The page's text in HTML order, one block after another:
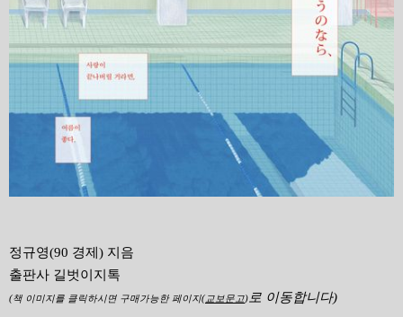
정규영(90 경제) 지음
출판사 길벗이지톡
(책 이미지를 클릭하시면 구매가능한 페이지(교보문고)로 이동합니다)